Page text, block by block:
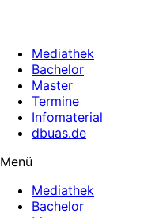
Mediathek
Bachelor
Master
Termine
Infomaterial
dbuas.de
Menü
Mediathek
Bachelor